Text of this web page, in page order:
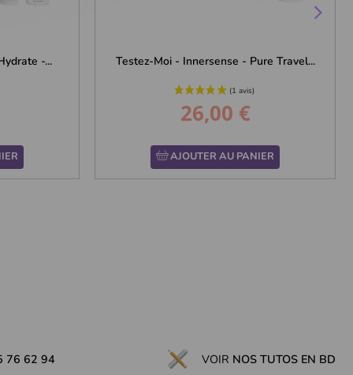
-... Testez-Moi - Innersense - Pure Travel...
Prix
26,00 €
AJOUTER AU PANIER
76 62 94 VOIR NOS TUTOS EN BD